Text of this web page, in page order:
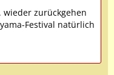
wieder zurückgehen
Festival natürlich